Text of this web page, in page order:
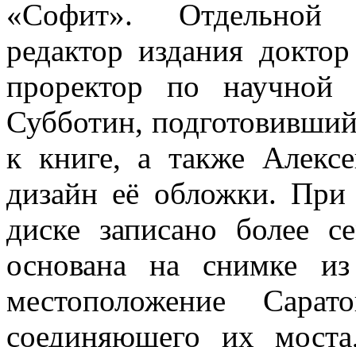
«Софит». Отдельной
редактор издания
проректор по
Субботин,
к книге, а также
дизайн её обложки.
диске записано более
основана на снимке
местоположение
соединяющего их